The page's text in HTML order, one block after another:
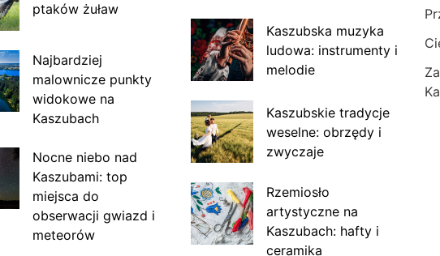
ptaków żuław
Najbardziej
malownicze punkty
widokowe na
Kaszubach
Nocne niebo nad
Kaszubami: top
miejsca do
obserwacji gwiazd i
meteorów
Kaszubska muzyka
ludowa: instrumenty i
melodie
Kaszubskie tradycje
weselne: obrzędy i
zwyczaje
Rzemiosło
artystyczne na
Kaszubach: hafty i
ceramika